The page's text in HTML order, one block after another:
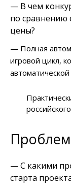
— В чем
по сравнению
цены?
— Полная
игровой цикл,
— С какими
старта